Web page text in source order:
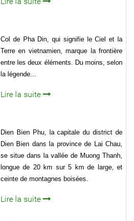
Col de Pha Din, qui signifie le Ciel et la
Terre en vietnamien, marque la frontière
entre les deux éléments. Du moins, selon
la légende...
Lire la suite
Dien Bien Phu, la capitale du district de
Dien Bien dans la province de Lai Chau,
se situe dans la val­lée de Muong Thanh,
longue de 20 km sur 5 km de large, et
ceinte de montagnes boisées.
Lire la suite